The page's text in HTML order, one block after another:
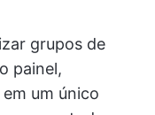
grupos de
painel,
um único